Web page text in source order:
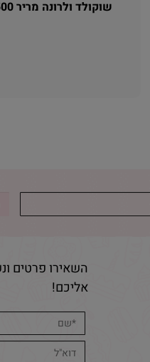
שוקולד ולרונה מריר 500 גרם
השאירו פרטים
אליכם!